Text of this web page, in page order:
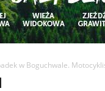
w Boguchwale.